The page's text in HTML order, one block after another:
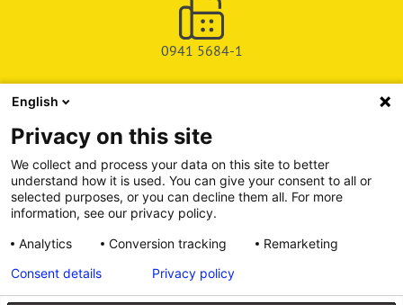
0941 5684-1
SHOP
SERVICE & SUPPORT
DEICHMAN-FUCHS VERLAG
Alle Preise inkl. gesetzl. Mehrwertsteuer zzgl. Versandkosten, wenn
English
Privacy on this site
We collect and process your data on this site to better
understand how it is used. You can give your consent to all or
selected purposes, or you can decline them all. For more
information, see our privacy policy.
Analytics
Conversion tracking
Remarketing
Consent details
Privacy policy